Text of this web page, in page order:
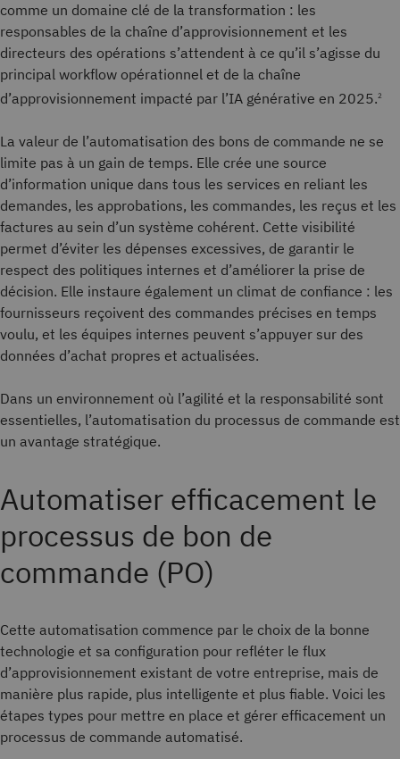
comme un domaine clé de la transformation : les
responsables de la chaîne d’approvisionnement et les
directeurs des opérations s’attendent à ce qu’il s’agisse du
principal workflow opérationnel et de la chaîne
d’approvisionnement impacté par l’IA générative en 2025.2
La valeur de l’automatisation des bons de commande ne se
limite pas à un gain de temps. Elle crée une source
d’information unique dans tous les services en reliant les
demandes, les approbations, les commandes, les reçus et les
factures au sein d’un système cohérent. Cette visibilité
permet d’éviter les dépenses excessives, de garantir le
respect des politiques internes et d’améliorer la prise de
décision. Elle instaure également un climat de confiance : les
fournisseurs reçoivent des commandes précises en temps
voulu, et les équipes internes peuvent s’appuyer sur des
données d’achat propres et actualisées.
Dans un environnement où l’agilité et la responsabilité sont
essentielles, l’automatisation du processus de commande est
un avantage stratégique.
Automatiser efficacement le
processus de bon de
commande (PO)
Cette automatisation commence par le choix de la bonne
technologie et sa configuration pour refléter le flux
d’approvisionnement existant de votre entreprise, mais de
manière plus rapide, plus intelligente et plus fiable. Voici les
étapes types pour mettre en place et gérer efficacement un
processus de commande automatisé.